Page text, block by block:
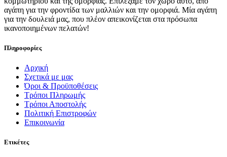
αγάπη για την φροντίδα των μαλλιών και την ομορφιά. Μία αγάπη
για την δουλειά μας, που πλέον απεικονίζεται στα πρόσωπα
ικανοποιημένων πελατών!
Πληροφορίες
Αρχική
Σχετικά με μας
Όροι & Προϋποθέσεις
Τρόποι Πληρωμής
Τρόποι Αποστολής
Πολιτική Επιστροφών
Επικοινωνία
Ετικέτες